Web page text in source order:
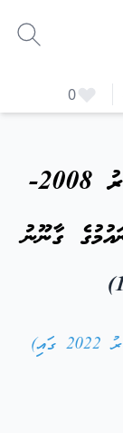
0
ވަޒީފާއާބެހޭ ގާނޫނު (ގާނޫނު ނަންބަރު 2008-